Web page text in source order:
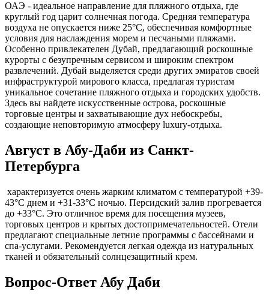
ОАЭ - идеальное направление для пляжного отдыха, где
круглый год царит солнечная погода. Средняя температура
воздуха не опускается ниже 25°C, обеспечивая комфортные
условия для наслаждения морем и песчаными пляжами.
Особенно привлекателен Дубай, предлагающий роскошные
курорты с безупречным сервисом и широким спектром
развлечений. Дубай выделяется среди других эмиратов своей
инфраструктурой мирового класса, предлагая туристам
уникальное сочетание пляжного отдыха и городских удобств.
Здесь вы найдете искусственные острова, роскошные
торговые центры и захватывающие дух небоскребы,
создающие неповторимую атмосферу luxury-отдыха.
Август в Абу-Даби из Санкт-
Петербурга
характеризуется очень жарким климатом с температурой +39-
43°C днем и +31-33°C ночью. Персидский залив прогревается
до +33°C. Это отличное время для посещения музеев,
торговых центров и крытых достопримечательностей. Отели
предлагают специальные летние программы с бассейнами и
спа-услугами. Рекомендуется легкая одежда из натуральных
тканей и обязательный солнцезащитный крем.
Вопрос-Ответ Абу Даби